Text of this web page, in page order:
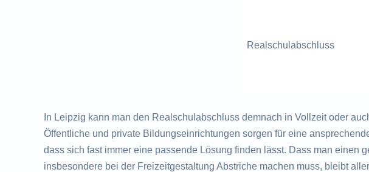
Realschulabschluss
In Leipzig kann man den Realschulabschluss demnach in Vollzeit oder
Öffentliche und private Bildungseinrichtungen sorgen für eine
dass sich fast immer eine passende Lösung finden lässt. Dass man einen
insbesondere bei der Freizeitgestaltung Abstriche machen muss, bleibt